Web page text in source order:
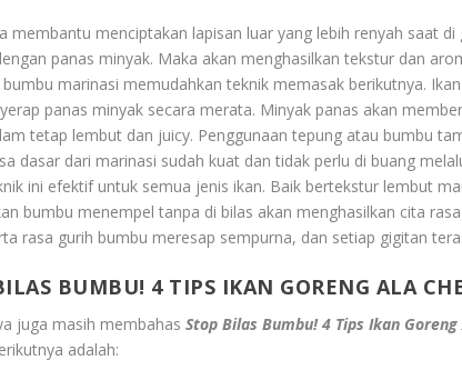
membantu menciptakan lapisan luar yang lebih renyah saat
panas minyak. Maka akan menghasilkan tekstur dan
marinasi memudahkan teknik memasak berikutnya.
panas minyak secara merata. Minyak panas akan
tetap lembut dan juicy. Penggunaan tepung atau bumbu
dasar dari marinasi sudah kuat dan tidak perlu di buang
ini efektif untuk semua jenis ikan. Baik bertekstur lembut
bumbu menempel tanpa di bilas akan menghasilkan cita
rasa gurih bumbu meresap sempurna, dan setiap gigitan
BUMBU! 4 TIPS IKAN GORENG ALA
juga masih membahasStop Bilas Bumbu! 4 Tips Ikan
adalah: